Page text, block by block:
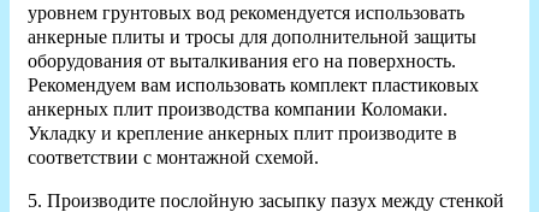
уровнем грунтовых вод рекомендуется использовать
анкерные плиты и тросы для дополнительной защиты
оборудования от выталкивания его на поверхность.
Рекомендуем вам использовать комплект пластиковых
анкерных плит производства компании Коломаки.
Укладку и крепление анкерных плит производите в
соответствии с монтажной схемой.
5. Производите послойную засыпку пазух между стенкой